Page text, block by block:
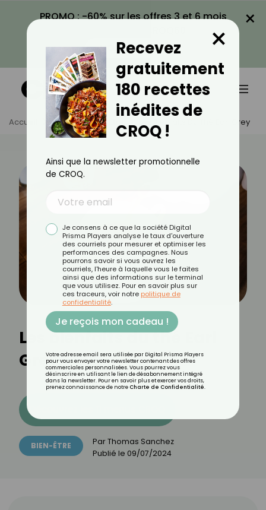
PROMO : -60% sur les offres 3 et 6 mois
VOIR LA PROMO
×
Accueil Actus Bien-Être Les Bienfaits Du Thé Earl Grey
Les bienfaits du thé Earl
Grey
BIEN-ÊTRE ParThomas Sanchez
Publié le 09/07/2024
Recevez
gratuitement
180 recettes
inédites de
CROQ !
×
Ainsi que la newsletter promotionnelle
de CROQ.
Je consens à ce que la société Digital
Prisma Players analyse le taux d'ouverture
des courriels pour mesurer et optimiser les
performances des campagnes. Nous
pourrons savoir si vous ouvrez les
courriels, l'heure à laquelle vous le faites
ainsi que des informations sur le terminal
que vous utilisez. Pour en savoir plus sur
ces traceurs, voir notre politique de
confidentialité.
Je reçois mon cadeau !
Votre adresse email sera utilisée par Digital Prisma Players
pour vous envoyer votre newsletter contenant des offres
commerciales personnalisées. Vous pourrez vous
désinscrire en utilisant le lien de désabonnement intégré
dans la newsletter. Pour en savoir plus et exercer vos droits,
prenez connaissance de notre Charte de Confidentialité.